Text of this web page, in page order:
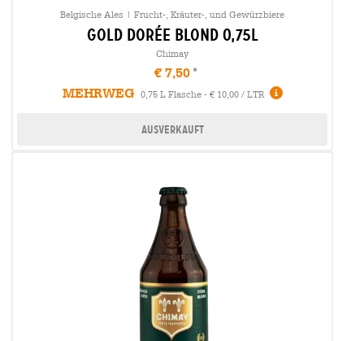
Belgische Ales | Frucht-, Kräuter-, und Gewürzbiere
gold dorée blond 0,75l
Chimay
€ 7,50
MEHRWEG
0,75 L Flasche - € 10,00 / LTR
Ausverkauft